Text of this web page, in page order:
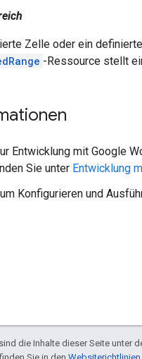
Zelle oder ein
-Ressource stellt
Entwicklung mit Google
Sie unter Entwicklung
Konfigurieren und
die Inhalte dieser Seite unter